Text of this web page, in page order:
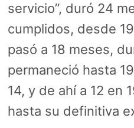
servicio”, duró 24
cumplidos, desde
pasó a 18 meses,
permaneció hasta
14, y de ahí a 12 en
hasta su definitiva